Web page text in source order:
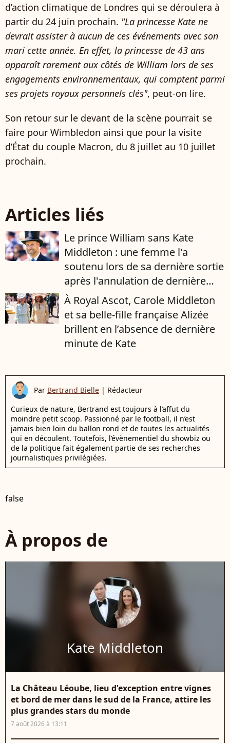
d’action climatique de Londres qui se déroulera à
partir du 24 juin prochain. "La princesse Kate ne
devrait assister à aucun de ces événements avec son
mari cette année. En effet, la princesse de 43 ans
apparaît rarement aux côtés de William lors de ses
engagements environnementaux, qui comptent parmi
ses projets royaux personnels clés", peut-on lire.
Son retour sur le devant de la scène pourrait se
faire pour Wimbledon ainsi que pour la visite
d’État du couple Macron, du 8 juillet au 10 juillet
prochain.
Articles liés
Le prince William sans Kate
Middleton : une femme l'a
soutenu lors de sa dernière sortie
après l'annulation de dernière
minute de la princesse de Galles
À Royal Ascot, Carole Middleton
et sa belle-fille française Alizée
brillent en l’absence de dernière
minute de Kate
Par Bertrand Bielle | Rédacteur
Curieux de nature, Bertrand est toujours à l’affut du
moindre petit scoop. Passionné par le football, il n’est
jamais bien loin du ballon rond et de toutes les actualités
qui en découlent. Toutefois, l’évènementiel du showbiz ou
de la politique fait également partie de ses recherches
journalistiques privilégiées.
false
À propos de
Kate Middleton
La Château Léoube, lieu d'exception entre vignes
et bord de mer dans le sud de la France, attire les
plus grandes stars du monde
7 août 2026 à 13:11